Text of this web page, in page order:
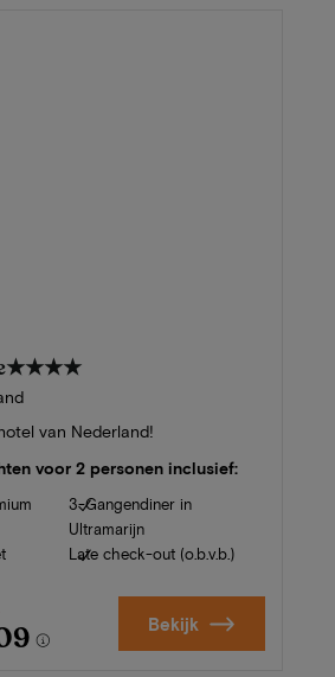
★★★★
van Nederland!
voor 2 personen inclusief:
3-Gangendiner in
Ultramarijn
Late check-out (o.b.v.b.)
Bekijk